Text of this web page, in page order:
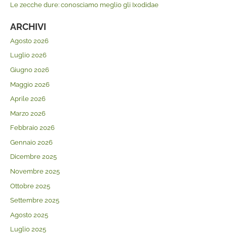
Le zecche dure: conosciamo meglio gli Ixodidae
ARCHIVI
Agosto 2026
Luglio 2026
Giugno 2026
Maggio 2026
Aprile 2026
Marzo 2026
Febbraio 2026
Gennaio 2026
Dicembre 2025
Novembre 2025
Ottobre 2025
Settembre 2025
Agosto 2025
Luglio 2025